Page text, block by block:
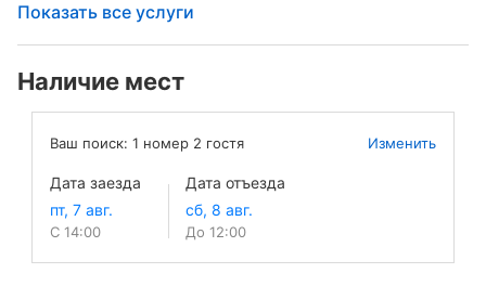
Показать все услуги
Наличие мест
Ваш поиск: 1 номер 2 гостя Изменить
Дата заезда
С 14:00
Дата отъезда
До 12:00